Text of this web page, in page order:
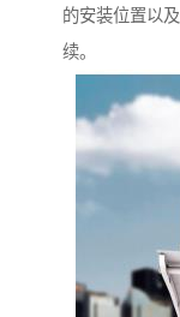
的安装位置以
续。